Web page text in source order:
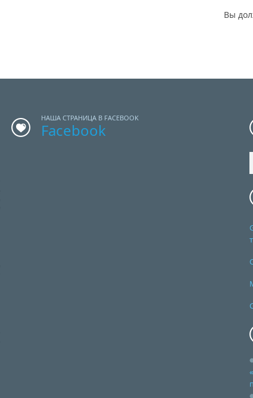
Вы
НАША СТРАНИЦА В FACEBOOK
Facebook